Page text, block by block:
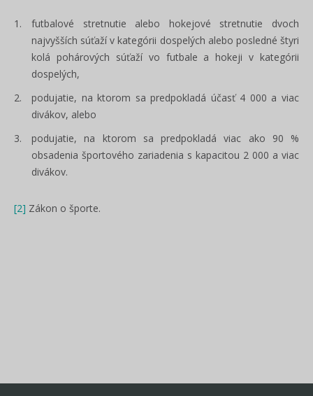
futbalové stretnutie alebo hokejové stretnutie dvoch
najvyšších súťaží v kategórii dospelých alebo posledné štyri
kolá pohárových súťaží vo futbale a hokeji v kategórii
dospelých,
podujatie, na ktorom sa predpokladá účasť 4 000 a viac
divákov, alebo
podujatie, na ktorom sa predpokladá viac ako 90 %
obsadenia športového zariadenia s kapacitou 2 000 a viac
divákov.
[2] Zákon o športe.